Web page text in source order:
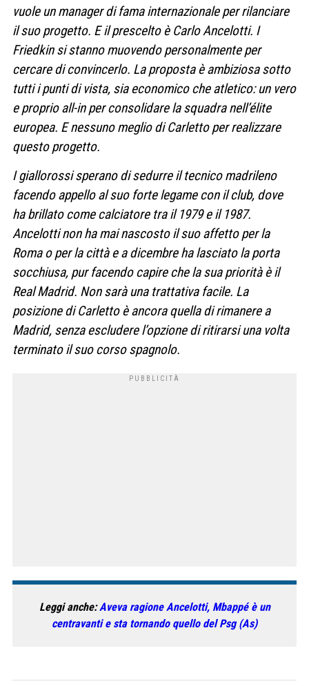
vuole un manager di fama internazionale per rilanciare
il suo progetto. E il prescelto è Carlo Ancelotti. I
Friedkin si stanno muovendo personalmente per
cercare di convincerlo. La proposta è ambiziosa sotto
tutti i punti di vista, sia economico che atletico: un vero
e proprio all-in per consolidare la squadra nell’élite
europea. E nessuno meglio di Carletto per realizzare
questo progetto.
I giallorossi sperano di sedurre il tecnico madrileno
facendo appello al suo forte legame con il club, dove
ha brillato come calciatore tra il 1979 e il 1987.
Ancelotti non ha mai nascosto il suo affetto per la
Roma o per la città e a dicembre ha lasciato la porta
socchiusa, pur facendo capire che la sua priorità è il
Real Madrid. Non sarà una trattativa facile. La
posizione di Carletto è ancora quella di rimanere a
Madrid, senza escludere l’opzione di ritirarsi una volta
terminato il suo corso spagnolo.
Leggi anche:Aveva ragione Ancelotti, Mbappé è un
centravanti e sta tornando quello del Psg (As)